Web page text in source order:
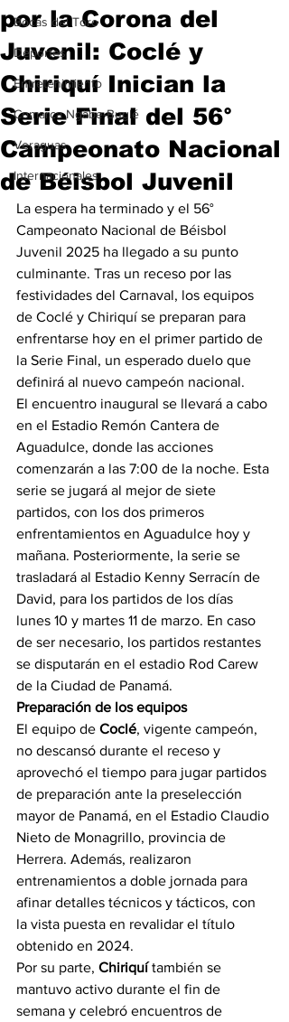
Bocas del Toro
Deportes
Entretenimiento
Comarca Ngäbe-Buglé
Veraguas
Internacionales
por la Corona del
Juvenil: Coclé y
Chiriquí Inician la
Serie Final del 56°
Campeonato Nacional
de Béisbol Juvenil
La espera ha terminado y el 56°
Campeonato Nacional de Béisbol
Juvenil 2025 ha llegado a su punto
culminante. Tras un receso por las
festividades del Carnaval, los equipos
de Coclé y Chiriquí se preparan para
enfrentarse hoy en el primer partido de
la Serie Final, un esperado duelo que
definirá al nuevo campeón nacional.
El encuentro inaugural se llevará a cabo
en el Estadio Remón Cantera de
Aguadulce, donde las acciones
comenzarán a las 7:00 de la noche. Esta
serie se jugará al mejor de siete
partidos, con los dos primeros
enfrentamientos en Aguadulce hoy y
mañana. Posteriormente, la serie se
trasladará al Estadio Kenny Serracín de
David, para los partidos de los días
lunes 10 y martes 11 de marzo. En caso
de ser necesario, los partidos restantes
se disputarán en el estadio Rod Carew
de la Ciudad de Panamá.
Preparación de los equipos
El equipo de Coclé, vigente campeón,
no descansó durante el receso y
aprovechó el tiempo para jugar partidos
de preparación ante la preselección
mayor de Panamá, en el Estadio Claudio
Nieto de Monagrillo, provincia de
Herrera. Además, realizaron
entrenamientos a doble jornada para
afinar detalles técnicos y tácticos, con
la vista puesta en revalidar el título
obtenido en 2024.
Por su parte, Chiriquí también se
mantuvo activo durante el fin de
semana y celebró encuentros de